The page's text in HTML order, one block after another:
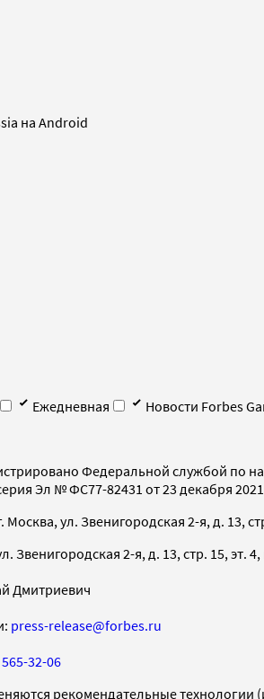
на Android
Ежедневная
Новости Forbes
Федеральной службой по
Эл № ФС77-82431 от 23 декабря 2021
ул. Звенигородская 2-я, д. 13,
Звенигородская 2-я, д. 13, стр. 15, эт.
Дмитриевич
press-release@forbes.ru
32-06
рекомендательные